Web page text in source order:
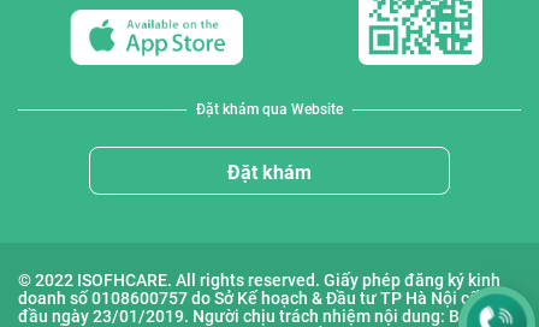
Đặt khám qua Website
Đặt khám
© 2022 ISOFHCARE. All rights reserved. Giấy phép đăng ký kinh
doanh số 0108600757 do Sở Kế hoạch & Đầu tư TP Hà Nội cấp lần
đầu ngày 23/01/2019. Người chịu trách nhiệm nội dung: Bà